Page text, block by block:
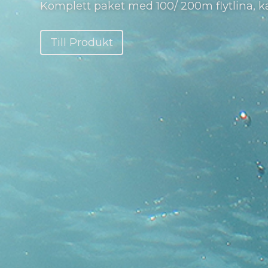
Vi servar och lagar alla typer av
Läs mer här